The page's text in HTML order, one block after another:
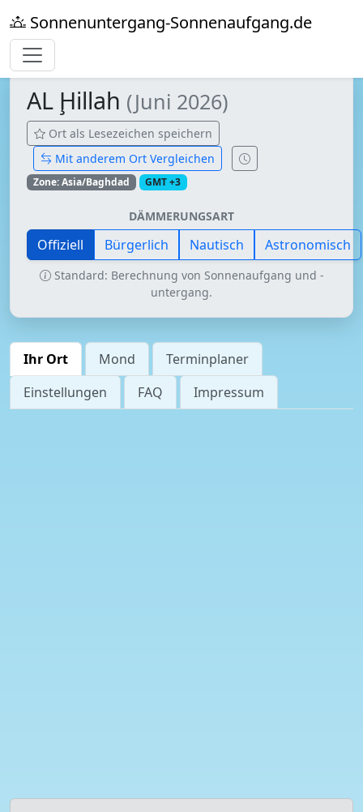
Sonnenuntergang-Sonnenaufgang.de
AL Ḩillah (Juni 2026)
Ort als Lesezeichen speichern
Mit anderem Ort Vergleichen
Zone: Asia/Baghdad GMT +3
DÄMMERUNGSART
Offiziell Bürgerlich Nautisch Astronomisch
Standard: Berechnung von Sonnenaufgang und -
untergang.
Ihr Ort Mond
Terminplaner
Einstellungen
FAQ Impressum